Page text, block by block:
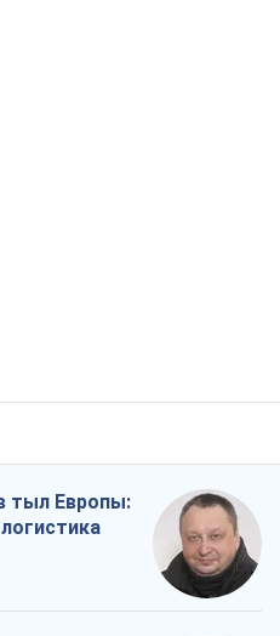
тыл Европы: